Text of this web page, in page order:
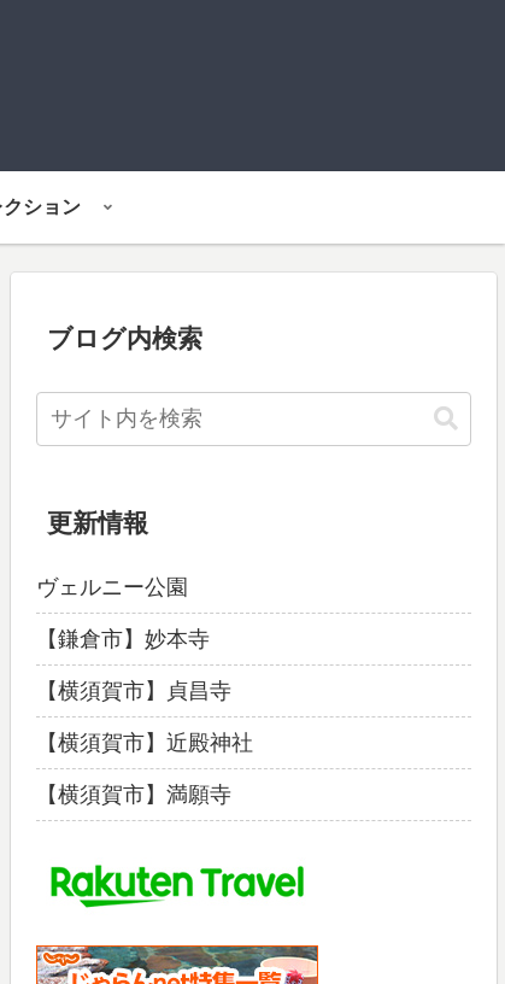
ション
ブログ内検索
更新情報
ヴェルニー公園
【鎌倉市】妙本寺
【横須賀市】貞昌寺
【横須賀市】近殿神社
【横須賀市】満願寺